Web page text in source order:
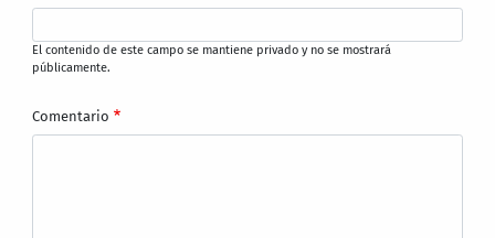
El contenido de este campo se mantiene privado y no se mostrará
públicamente.
Comentario